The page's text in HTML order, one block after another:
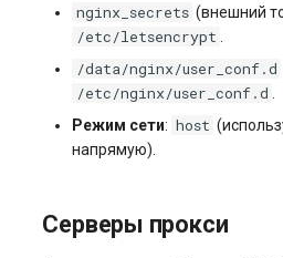
nginx_secrets (внешний
/etc/letsencrypt
/data/nginx/user_conf.d
/etc/nginx/user_conf.d
Режим сети: host
напрямую).
Серверы прокси